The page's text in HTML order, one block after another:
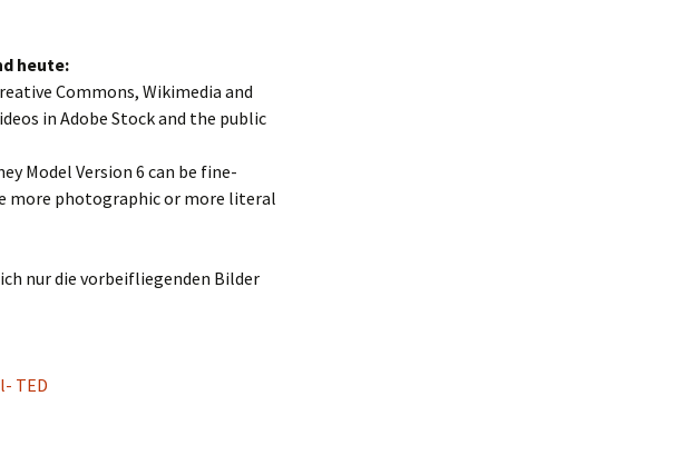
heute:
Commons, Wikimedia and
in Adobe Stock and the public
Model Version 6 can be fine-
more photographic or more literal
nur die vorbeifliegenden Bilder
TED